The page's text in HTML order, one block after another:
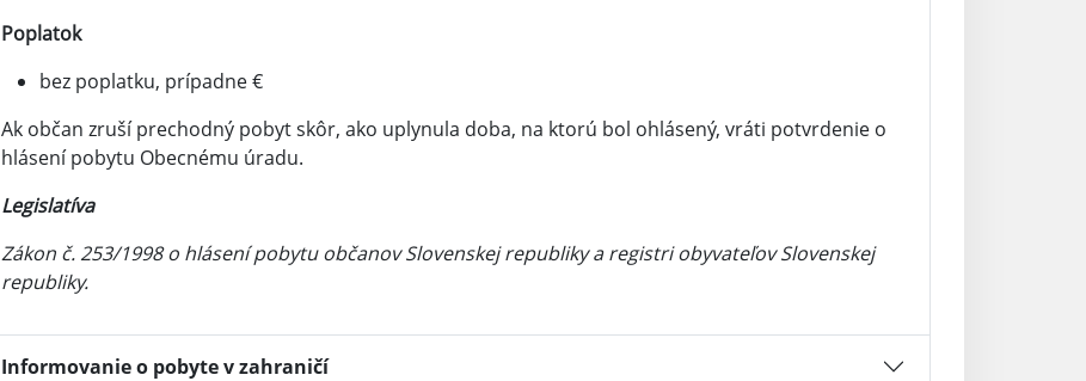
Poplatok
bez poplatku, prípadne €
Ak občan zruší prechodný pobyt skôr, ako uplynula doba, na ktorú bol ohlásený, vráti potvrdenie o
hlásení pobytu Obecnému úradu.
Legislatíva
Zákon č. 253/1998 o hlásení pobytu občanov Slovenskej republiky a registri obyvateľov Slovenskej
republiky.
Informovanie o pobyte v zahraničí